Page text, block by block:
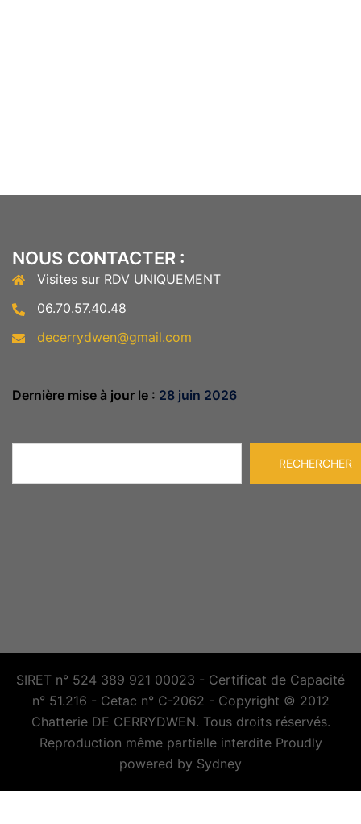
NOUS CONTACTER :
Visites sur RDV UNIQUEMENT
06.70.57.40.48
decerrydwen@gmail.com
Dernière mise à jour le : 28 juin 2026
RECHERCHER
SIRET n° 524 389 921 00023 - Certificat de Capacité
n° 51.216 - Cetac n° C-2062 - Copyright © 2012
Chatterie DE CERRYDWEN. Tous droits réservés.
Reproduction même partielle interdite Proudly
powered by Sydney